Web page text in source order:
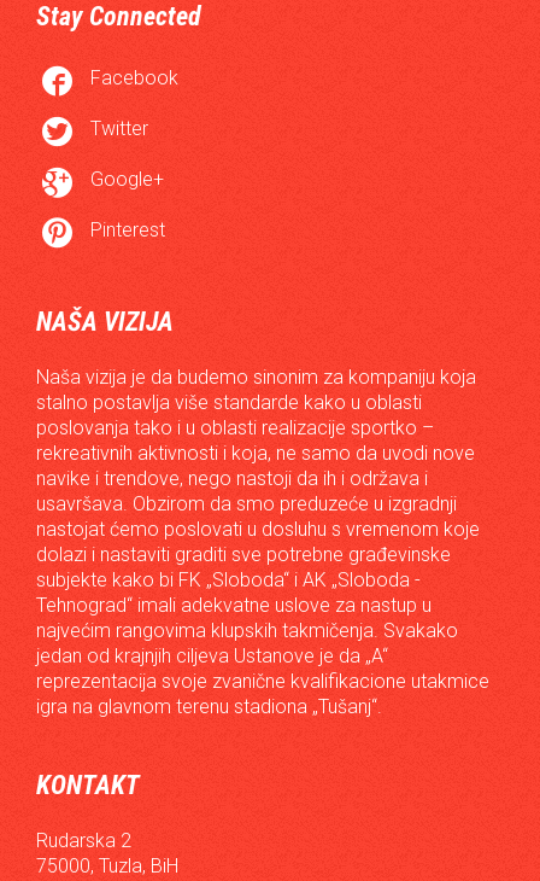
Stay Connected
 Facebook
 Twitter
 Google+
 Pinterest
NAŠA VIZIJA
Naša vizija je da budemo sinonim za kompaniju koja
stalno postavlja više standarde kako u oblasti
poslovanja tako i u oblasti realizacije sportko –
rekreativnih aktivnosti i koja, ne samo da uvodi nove
navike i trendove, nego nastoji da ih i održava i
usavršava. Obzirom da smo preduzeće u izgradnji
nastojat ćemo poslovati u dosluhu s vremenom koje
dolazi i nastaviti graditi sve potrebne građevinske
subjekte kako bi FK „Sloboda“ i AK „Sloboda -
Tehnograd“ imali adekvatne uslove za nastup u
najvećim rangovima klupskih takmičenja. Svakako
jedan od krajnjih ciljeva Ustanove je da „A“
reprezentacija svoje zvanične kvalifikacione utakmice
igra na glavnom terenu stadiona „Tušanj“.
KONTAKT
Rudarska 2
75000, Tuzla, BiH